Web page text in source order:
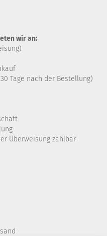
wir an:
Tage nach der Bestellung)
Überweisung zahlbar.